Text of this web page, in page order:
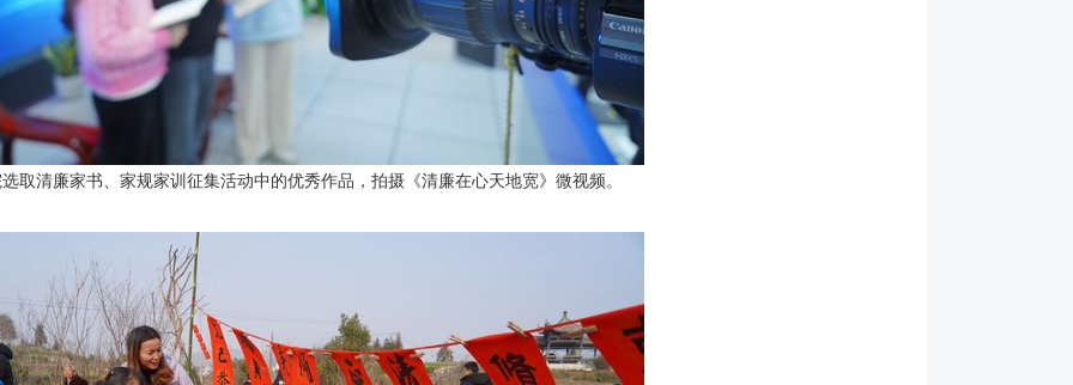
取清廉家书、家规家训征集活动中的优秀作品，拍摄《清廉在心天地宽》微视频。